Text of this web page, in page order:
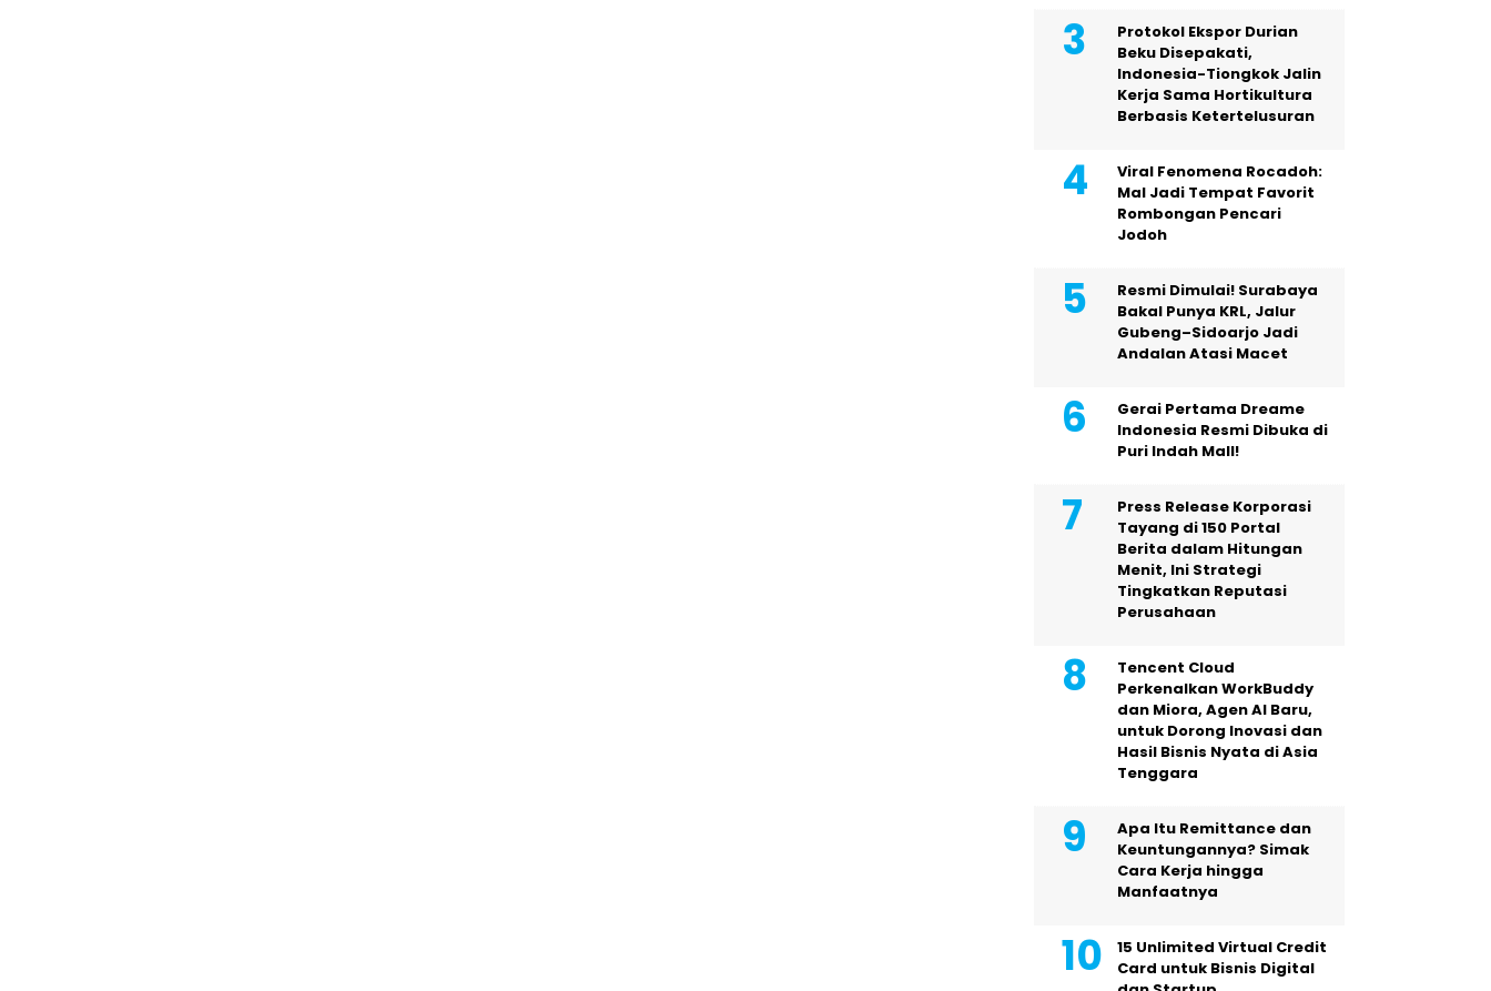
Protokol Ekspor Durian
Beku Disepakati,
Indonesia-Tiongkok Jalin
Kerja Sama Hortikultura
Berbasis Ketertelusuran
Viral Fenomena Rocadoh:
Mal Jadi Tempat Favorit
Rombongan Pencari
Jodoh
Resmi Dimulai! Surabaya
Bakal Punya KRL, Jalur
Gubeng–Sidoarjo Jadi
Andalan Atasi Macet
Gerai Pertama Dreame
Indonesia Resmi Dibuka di
Puri Indah Mall!
Press Release Korporasi
Tayang di 150 Portal
Berita dalam Hitungan
Menit, Ini Strategi
Tingkatkan Reputasi
Perusahaan
Tencent Cloud
Perkenalkan WorkBuddy
dan Miora, Agen AI Baru,
untuk Dorong Inovasi dan
Hasil Bisnis Nyata di Asia
Tenggara
Apa Itu Remittance dan
Keuntungannya? Simak
Cara Kerja hingga
Manfaatnya
15 Unlimited Virtual Credit
Card untuk Bisnis Digital